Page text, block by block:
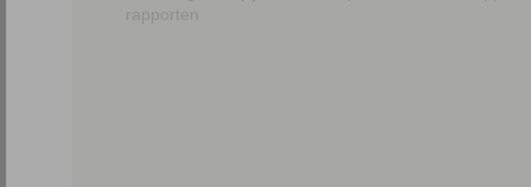
rapporten